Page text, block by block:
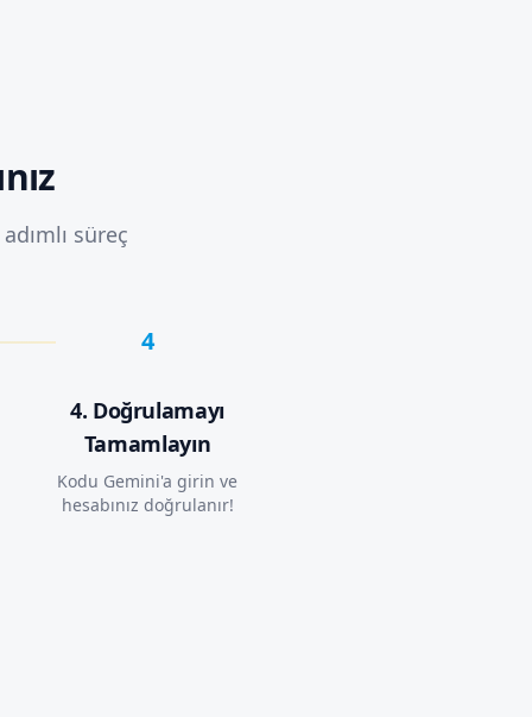
süreç
4
4. Doğrulamayı
Tamamlayın
Kodu Gemini'a girin ve
hesabınız doğrulanır!